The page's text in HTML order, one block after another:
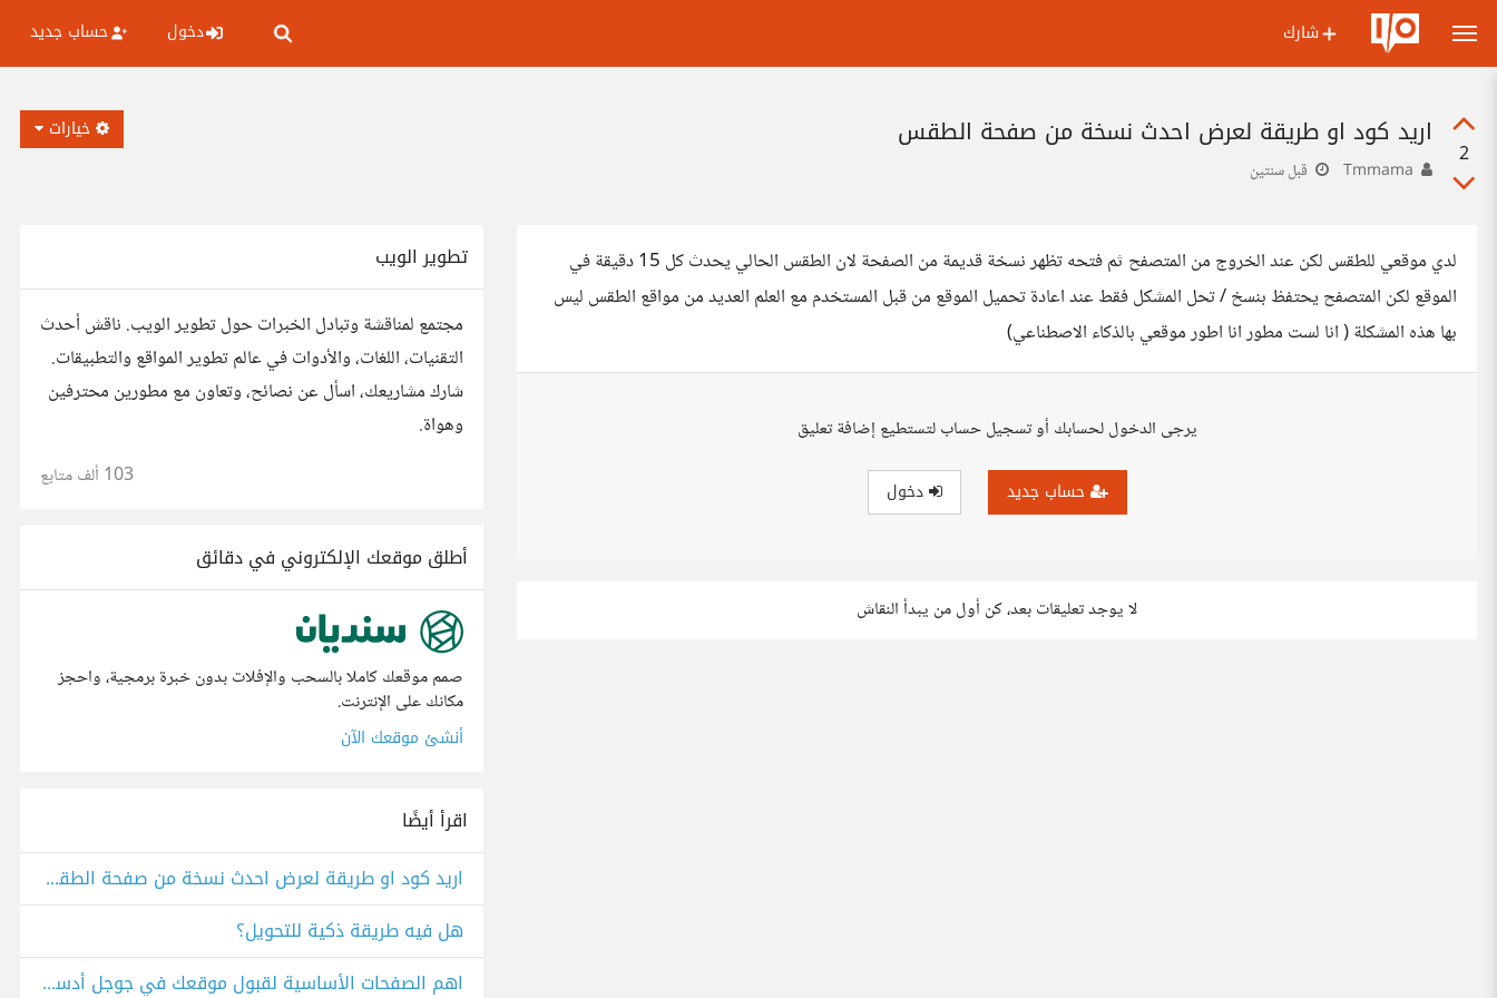
شارك دخول حساب جديد
2
اريد كود او طريقة لعرض احدث نسخة من صفحة الطقس
قبل سنتين
خيارات
لدي موقعي للطقس لكن عند الخروج من المتصفح ثم فتحه تظهر نسخة قديمة من الصفحة لان الطقس الحالي يحدث كل 15 دقيقة في
الموقع لكن المتصفح يحتفظ بنسخ / تحل المشكل فقط عند اعادة تحميل الموقع من قبل المستخدم مع العلم العديد من مواقع الطقس ليس
بها هذه المشكلة ( انا لست مطور انا اطور موقعي بالذكاء الاصطناعي)
يرجى الدخول لحسابك أو تسجيل حساب لتستطيع إضافة تعليق
حساب جديد دخول
لا يوجد تعليقات بعد، كن أول من يبدأ النقاش
تطوير الويب
مجتمع لمناقشة وتبادل الخبرات حول تطوير الويب. ناقش أحدث
التقنيات، اللغات، والأدوات في عالم تطوير المواقع والتطبيقات.
شارك مشاريعك، اسأل عن نصائح، وتعاون مع مطورين محترفين
وهواة.
103 ألف متابع
أطلق موقعك الإلكتروني في دقائق
صمم موقعك كاملا بالسحب والإفلات بدون خبرة برمجية، واحجز
مكانك على الإنترنت.
أنشئ موقعك الآن
اقرأ أيضًا
اريد كود او طريقة لعرض احدث نسخة من صفحة الطقس
هل فيه طريقة ذكية للتحويل؟
اهم الصفحات الأساسية لقبول موقعك في جوجل أدسنس